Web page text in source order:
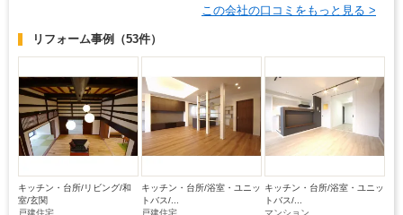
この会社の口コミをもっと見る >
リフォーム事例 （53件）
キッチン・台所/リビング/和
室/玄関
戸建住宅
キッチン・台所/浴室・ユニッ
トバス/...
戸建住宅
キッチン・台所/浴室・ユニッ
トバス/...
マンション